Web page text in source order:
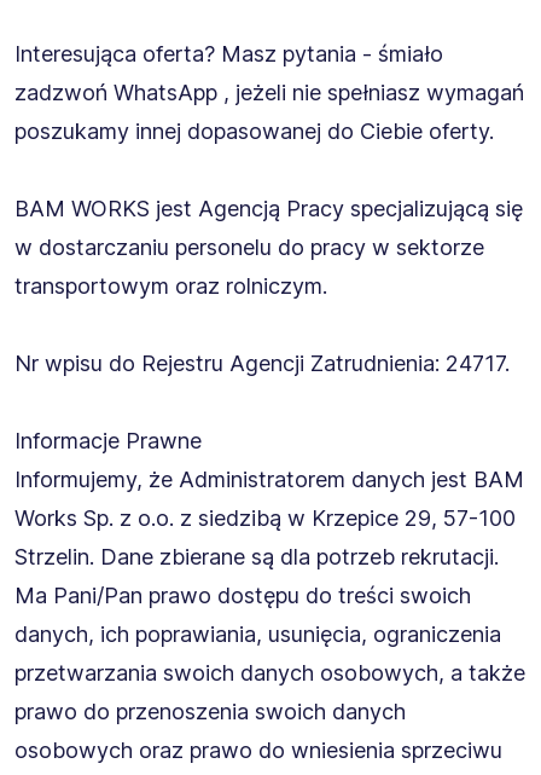
Interesująca oferta? Masz pytania - śmiało
zadzwoń WhatsApp , jeżeli nie spełniasz wymagań
poszukamy innej dopasowanej do Ciebie oferty.
BAM WORKS jest Agencją Pracy specjalizującą się
w dostarczaniu personelu do pracy w sektorze
transportowym oraz rolniczym.
Nr wpisu do Rejestru Agencji Zatrudnienia: 24717.
Informacje Prawne
Informujemy, że Administratorem danych jest BAM
Works Sp. z o.o. z siedzibą w Krzepice 29, 57-100
Strzelin. Dane zbierane są dla potrzeb rekrutacji.
Ma Pani/Pan prawo dostępu do treści swoich
danych, ich poprawiania, usunięcia, ograniczenia
przetwarzania swoich danych osobowych, a także
prawo do przenoszenia swoich danych
osobowych oraz prawo do wniesienia sprzeciwu